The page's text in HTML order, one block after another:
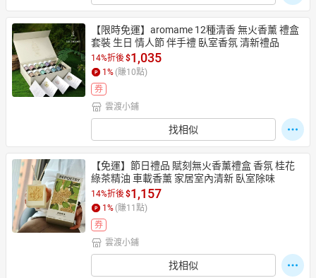
【限時免運】aromame 12種清香 無火香薰 禮盒
套裝 生日 情人節 伴手禮 臥室香氛 清新禮品
14%折後$1,035
1 % (賺10點)
券
雲渡小鋪
找相似
【免運】節日禮品 賦刻無火香薰禮盒 香氛 桂花
綠茶精油 車載香薰 家居室內清新 臥室除味
14%折後$1,157
1 % (賺11 點)
券
雲渡小鋪
找相似